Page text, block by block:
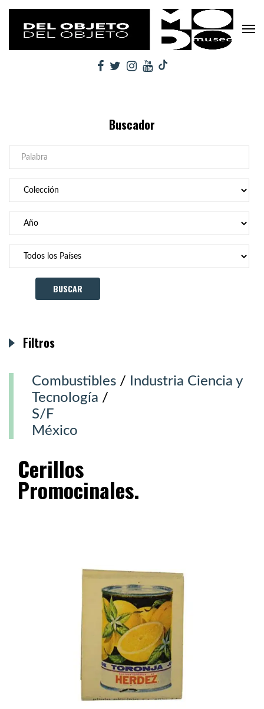
Buscador
Combustibles /
Industria Ciencia y
Tecnología /
S/F
México
Cerillos
Promocinales.
Filtros